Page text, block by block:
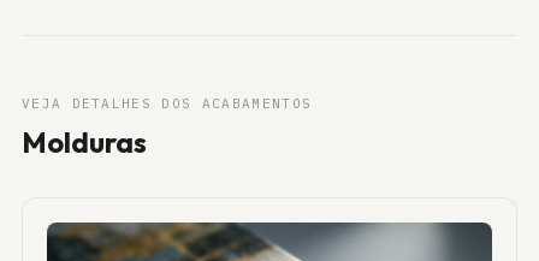
VEJA DETALHES DOS ACABAMENTOS
Molduras